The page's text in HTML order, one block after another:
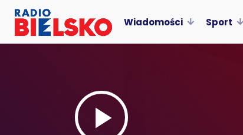
Wiadomości Sport
play_arrow